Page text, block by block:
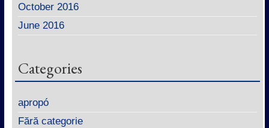
October 2016
June 2016
Categories
apropó
Fără categorie